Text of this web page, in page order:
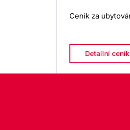
Ceník za
Detailní ceník